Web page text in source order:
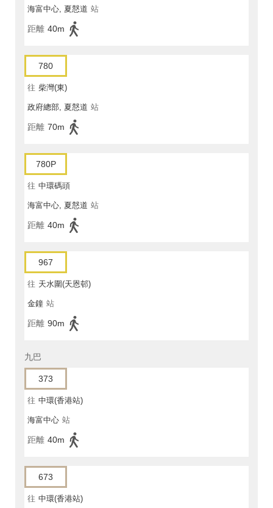
海富中心, 夏慤道 站
距離 40m
780
往 柴灣(東)
政府總部, 夏慤道 站
距離 70m
780P
往 中環碼頭
海富中心, 夏慤道 站
距離 40m
967
往 天水圍(天恩邨)
金鐘 站
距離 90m
九巴
373
往 中環(香港站)
海富中心 站
距離 40m
673
往 中環(香港站)